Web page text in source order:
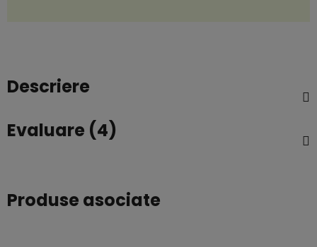
Descriere
Evaluare (4)
Produse asociate